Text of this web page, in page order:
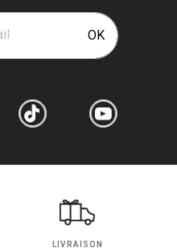
OK
LIVRAISON